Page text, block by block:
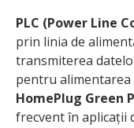
PLC (Power Line
prin linia de
transmiterea
pentru alimentarea
HomePlug Green
frecvent în aplicații